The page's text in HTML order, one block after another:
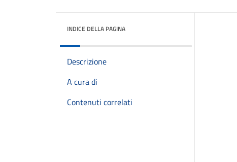
INDICE DELLA PAGINA
Descrizione
A cura di
Contenuti correlati